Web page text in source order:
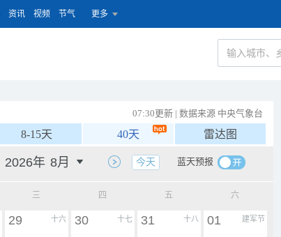
资讯 视频 节气 更多
07:30更新 | 数据来源 中央气象台
8-15天 40天 雷达图
蓝天预报
今天
三 四 五 六
十六
29 十七
30 十八
31 建军节
01